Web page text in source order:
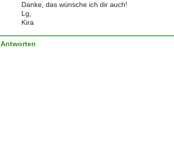
Danke, das wünsche ich dir auch!
Lg,
Kira
Antworten